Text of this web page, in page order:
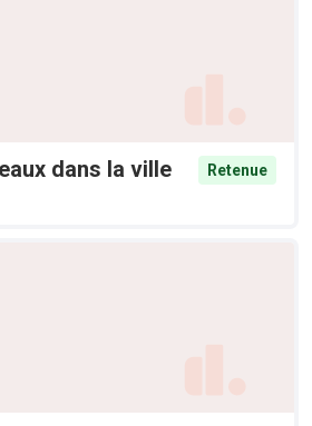
dans la ville
Retenue